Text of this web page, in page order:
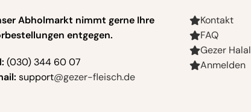
Abholmarkt nimmt gerne Ihre
entgegen.
(030) 344 60 07
support@gezer-fleisch.de
Kontakt
FAQ
Gezer Halal
Anmelden